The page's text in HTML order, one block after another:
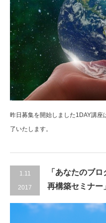
昨日募集を開始しました1DAY講
了いたします。
1.11
2017
「あなたのブ
再構築セミナー